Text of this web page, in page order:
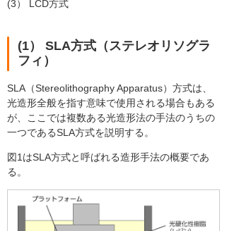
(3） LCD方式
(1） SLA方式（ステレオリソグラ
フィ）
SLA（Stereolithography Apparatus）方式は、
光造形全般を指す意味で使用される場合もある
が、ここでは複数ある光造形法の手法のうちの
一つであるSLA方式を説明する。
図1はSLA方式と呼ばれる造形手法の概要であ
る。